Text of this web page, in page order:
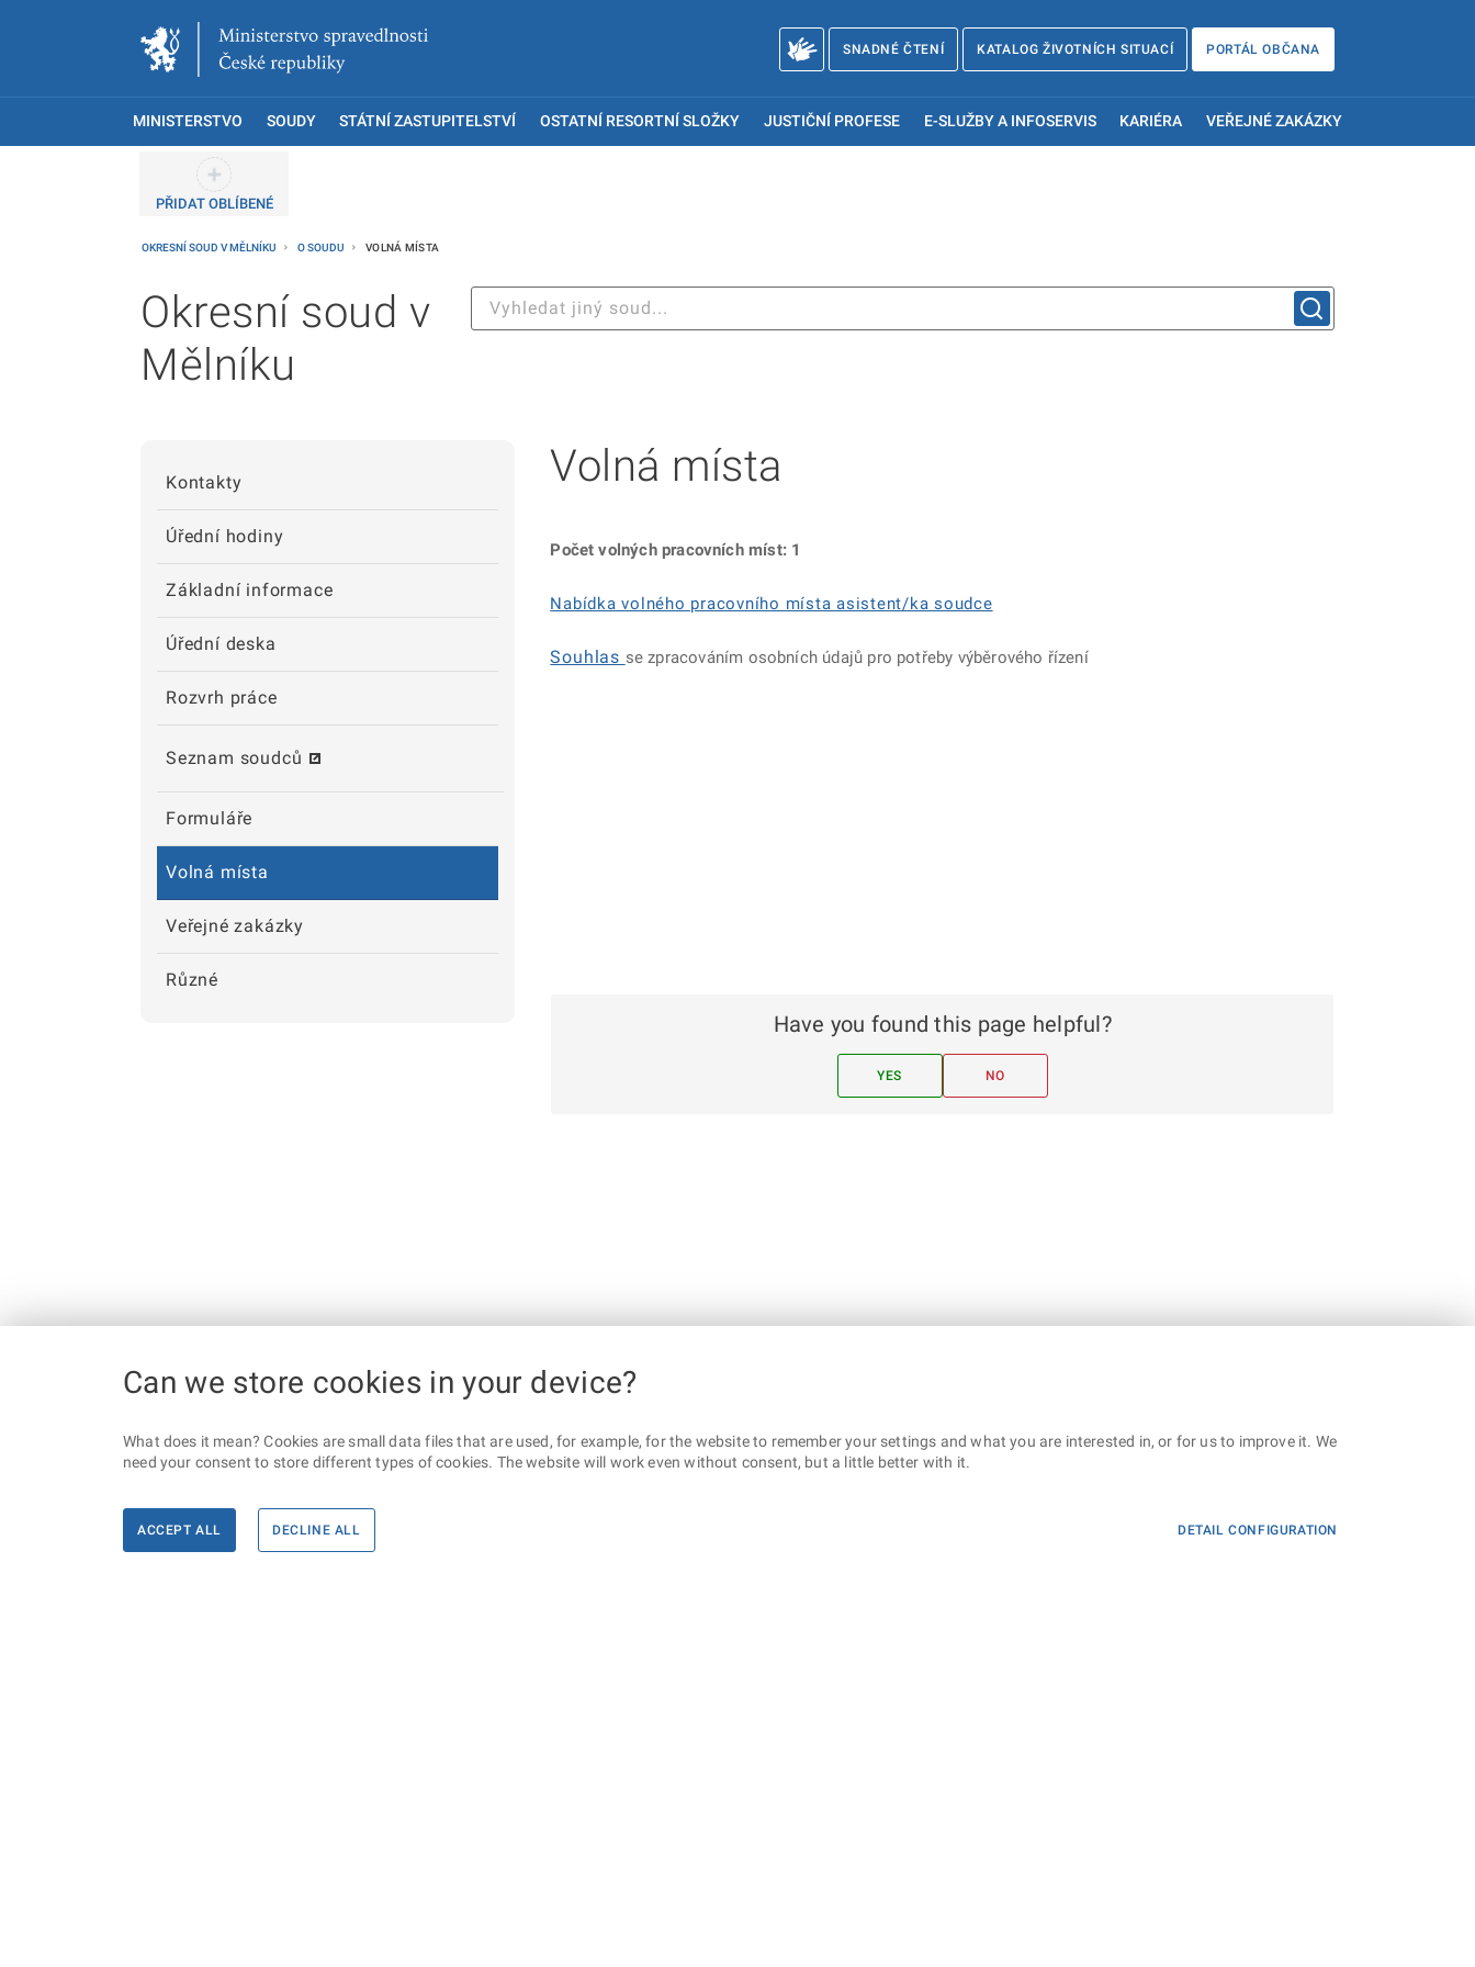
SNADNÉ ČTENÍ KATALOG ŽIVOTNÍCH SITUACÍ PORTÁL OBČANA
MINISTERSTVO SOUDY STÁTNÍ ZASTUPITELSTVÍ OSTATNÍ RESORTNÍ SLOŽKY JUSTIČNÍ PROFESE E-SLUŽBY A INFOSERVIS KARIÉRA VEŘEJNÉ ZAKÁZKY
PŘIDAT OBLÍBENÉ
OKRESNÍ SOUD V MĚLNÍKU O SOUDU VOLNÁ MÍSTA
Okresní soud v
Mělníku
Kontakty
Úřední hodiny
Základní informace
Úřední deska
Rozvrh práce
Seznam soudců
Formuláře
Volná místa
Veřejné zakázky
Různé
Volná místa
Počet volných pracovních míst: 1
Nabídka volného pracovního místa asistent/ka soudce
Souhlas se zpracováním osobních údajů pro potřeby výběrového řízení
Have you found this page helpful?
YES NO
Can we store cookies in your device?
What does it mean? Cookies are small data files that are used, for example, for the website to remember your settings and what you are interested in, or for us to improve it. We
need your consent to store different types of cookies. The website will work even without consent, but a little better with it.
ACCEPT ALL DECLINE ALL DETAIL CONFIGURATION